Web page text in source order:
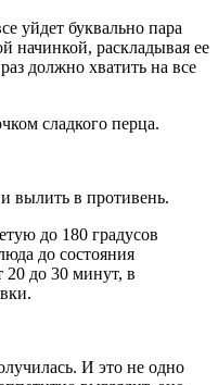
уйдет буквально пара
начинкой, раскладывая ее
должно хватить на все
сладкого перца.
вылить в противень.
до 180 градусов
до состояния
20 до 30 минут, в
И это не одно